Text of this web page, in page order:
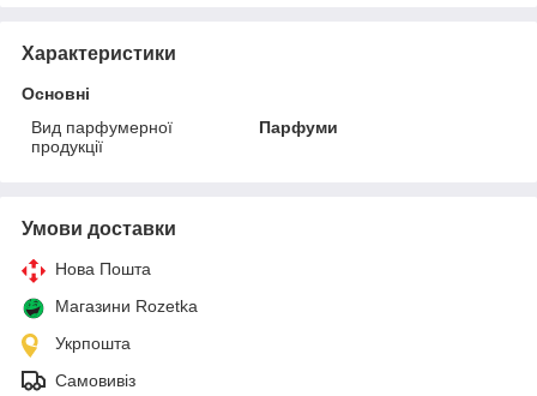
Характеристики
Основні
Вид парфумерної
продукції
Парфуми
Умови доставки
Нова Пошта
Магазини Rozetka
Укрпошта
Самовивіз